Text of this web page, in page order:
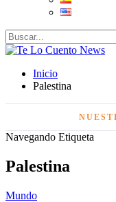
Inicio
Palestina
Navegando Etiqueta
Palestina
Mundo